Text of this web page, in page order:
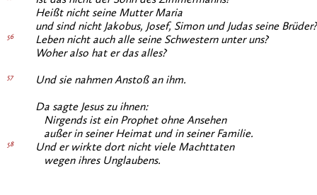
Heißt nicht seine Mutter Maria
und sind nicht Jakobus, Josef, Simon und Judas seine Brüder?
56
Leben nicht auch alle seine Schwestern unter uns?
Woher also hat er das alles?
57 Und sie nahmen Anstoß an ihm.
Da sagte Jesus zu ihnen:
Nirgends ist ein Prophet ohne Ansehen
außer in seiner Heimat und in seiner Familie.
58
Und er wirkte dort nicht viele Machttaten
wegen ihres Unglaubens.